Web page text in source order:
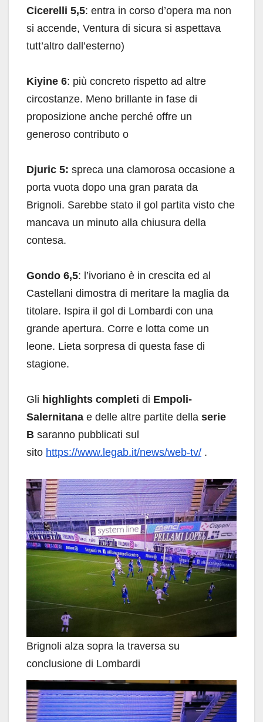
Cicerelli 5,5: entra in corso d’opera ma non
si accende, Ventura di sicura si aspettava
tutt’altro dall’esterno)
Kiyine 6: più concreto rispetto ad altre
circostanze. Meno brillante in fase di
proposizione anche perché offre un
generoso contributo o
Djuric 5: spreca una clamorosa occasione a
porta vuota dopo una gran parata da
Brignoli. Sarebbe stato il gol partita visto che
mancava un minuto alla chiusura della
contesa.
Gondo 6,5: l’ivoriano è in crescita ed al
Castellani dimostra di meritare la maglia da
titolare. Ispira il gol di Lombardi con una
grande apertura. Corre e lotta come un
leone. Lieta sorpresa di questa fase di
stagione.
Gli highlights completi di Empoli-
Salernitana e delle altre partite della serie
B saranno pubblicati sul
sito https://www.legab.it/news/web-tv/ .
Brignoli alza sopra la traversa su
conclusione di Lombardi